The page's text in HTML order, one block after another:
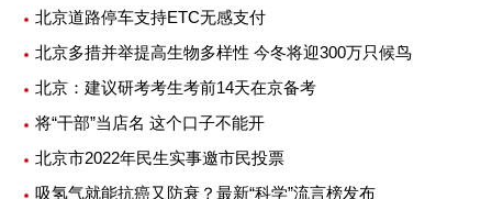
北京道路停车支持ETC无感支付
北京多措并举提高生物多样性 今冬将迎300万只候鸟
北京：建议研考考生考前14天在京备考
将“干部”当店名 这个口子不能开
北京市2022年民生实事邀市民投票
吸氢气就能抗癌又防衰？最新“科学”流言榜发布